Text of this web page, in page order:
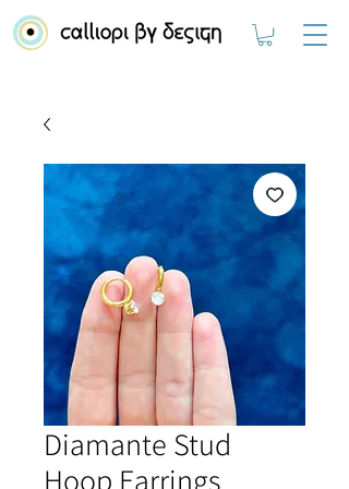
Diamante Stud
Hoop Earrings